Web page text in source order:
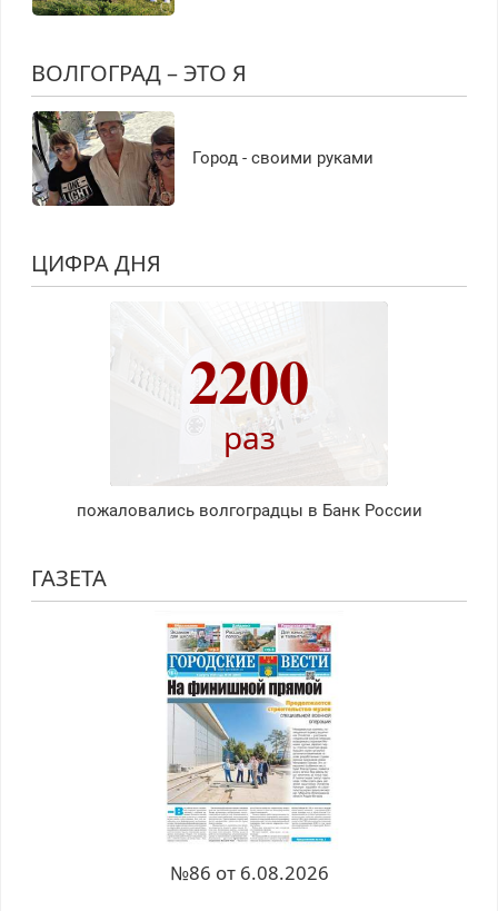
ВОЛГОГРАД – ЭТО Я
Город - своими руками
ЦИФРА ДНЯ
2200
раз
пожаловались волгоградцы в Банк России
ГАЗЕТА
№86 от 6.08.2026